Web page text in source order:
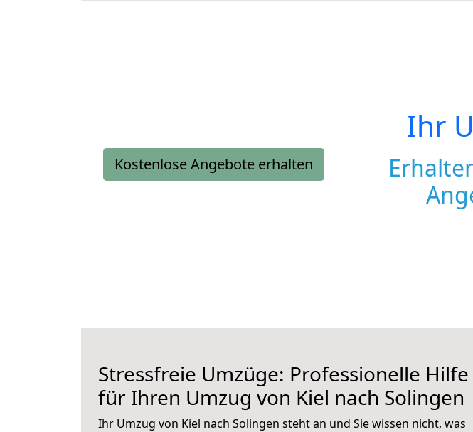
Kostenlose Angebote erhalten
Ihr
Stressfreie Umzüge: Professionelle Hilfe
für Ihren Umzug von Kiel nach Solingen
Ihr Umzug von Kiel nach Solingen steht an und Sie wissen nicht, was